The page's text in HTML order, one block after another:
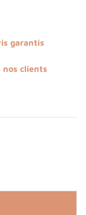
garantis
nos clients